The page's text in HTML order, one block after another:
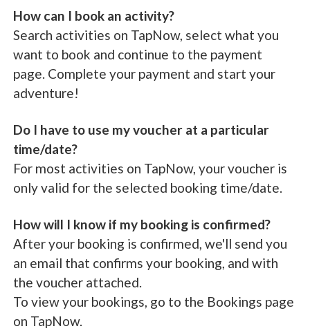
How can I book an activity?
Search activities on TapNow, select what you
want to book and continue to the payment
page. Complete your payment and start your
adventure!
Do I have to use my voucher at a particular
time/date?
For most activities on TapNow, your voucher is
only valid for the selected booking time/date.
How will I know if my booking is confirmed?
After your booking is confirmed, we'll send you
an email that confirms your booking, and with
the voucher attached.
To view your bookings, go to the Bookings page
on TapNow.